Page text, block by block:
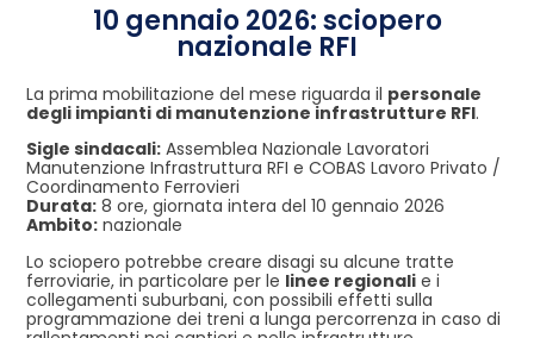
10 gennaio 2026: sciopero
nazionale RFI
La prima mobilitazione del mese riguarda il personale
degli impianti di manutenzione infrastrutture RFI.
Sigle sindacali: Assemblea Nazionale Lavoratori
Manutenzione Infrastruttura RFI e COBAS Lavoro Privato /
Coordinamento Ferrovieri
Durata: 8 ore, giornata intera del 10 gennaio 2026
Ambito: nazionale
Lo sciopero potrebbe creare disagi su alcune tratte
ferroviarie, in particolare per le linee regionali e i
collegamenti suburbani, con possibili effetti sulla
programmazione dei treni a lunga percorrenza in caso di